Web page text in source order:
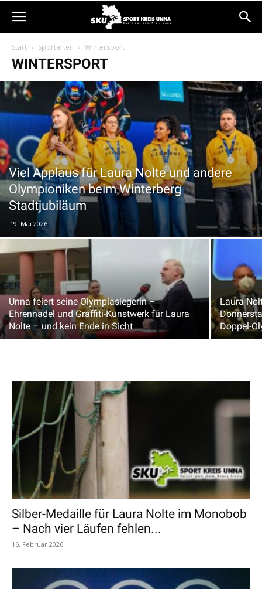
Start Sportarten Wintersport
WINTERSPORT
Viel Applaus für Laura Nolte und andere
Olympioniken beim Winterberg
Stadtjubiläum
19. Mai 2026
Unna feiert seine Olympiasiegerin –
Ehrennadel und Graffiti-Kunstwerk für Laura
Nolte – und kein Ende in Sicht
Laura
Doppel-
Silber-Medaille für Laura Nolte im Monobob
– Nach vier Läufen fehlen...
16. Februar 2026